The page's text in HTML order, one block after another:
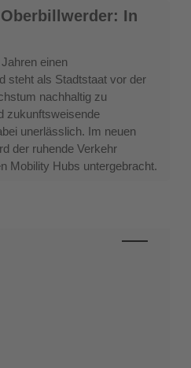
In
einen
steht als Stadtstaat vor der
nachhaltig zu
zukunftsweisende
unerlässlich. Im neuen
der ruhende Verkehr
Mobility Hubs untergebracht.